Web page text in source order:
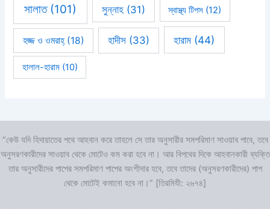
সালাত(101) সুন্নাহ (31) স্বাস্থ্য টিপস (12)
হজ্জ ও ওমরাহ্‌(18) হাদীস(33) হারাম (44)
হালাল-হারাম(10)
“কেউ যদি হিদায়াতের পথে আহবান করে তাহলে সে তার অনুসারীর সমপরিমাণ সাওয়াব পাবে, তবে
অনুসরণকারীদের সাওয়াব থেকে মোটেও কম করা হবে না। আর বিপথের দিকে আহবানকারী ব্যক্তি
তার অনুসারীদের পাপের সমপরিমাণ পাপের অংশীদার হবে, তবে তাদের (অনুসরণকারীদের) পাপ
থেকে মোটেই কমানো হবে না।” [তিরমিযী: ২৬৭৪]